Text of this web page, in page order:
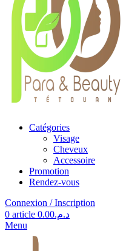
Catégories
Visage
Cheveux
Accessoire
Promotion
Rendez-vous
Connexion / Inscription
0 article د.م.0.00
Menu